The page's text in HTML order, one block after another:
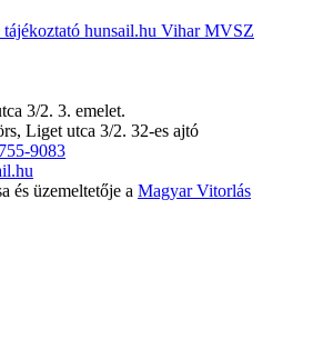
hunsail.hu ViharMVSZ
3/2. 3. emelet.
Liget utca 3/2. 32-es ajtó
9083
és üzemeltetője a Magyar Vitorlás